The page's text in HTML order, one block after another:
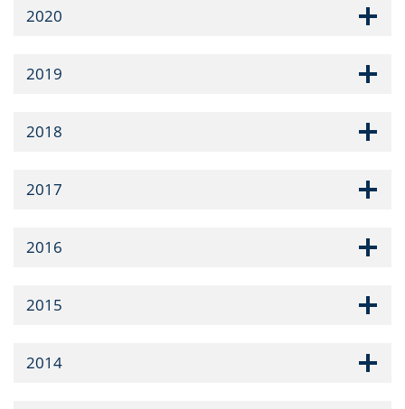
2020
2019
2018
2017
2016
2015
2014